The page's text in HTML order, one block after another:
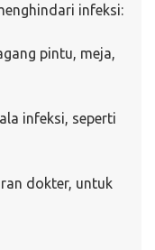
infeksi:
pintu, meja,
infeksi, seperti
dokter, untuk